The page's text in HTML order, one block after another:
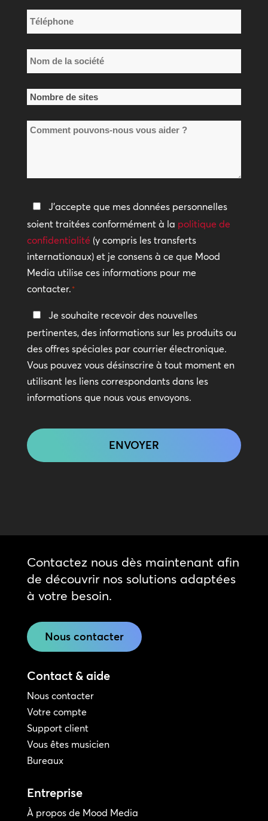
*
Téléphone
*
Nom
de
la
société
*
Nombre
sites
Comment
vous
Politique
de
confidentialité
*
J'accepte que mes données personnelles
soient traitées conformément à la politique de
confidentialité (y compris les transferts
internationaux) et je consens à ce que Mood
Media utilise ces informations pour me
contacter.*
Restez
en
contact
Je souhaite recevoir des nouvelles
pertinentes, des informations sur les produits ou
des offres spéciales par courrier électronique.
Vous pouvez vous désinscrire à tout moment en
utilisant les liens correspondants dans les
informations que nous vous envoyons.
Contactez nous dès maintenant afin
de découvrir nos solutions adaptées
à votre besoin.
Nous contacter
Contact & aide
Nous contacter
Votre compte
Support client
Vous êtes musicien
Bureaux
Entreprise
À propos de Mood Media